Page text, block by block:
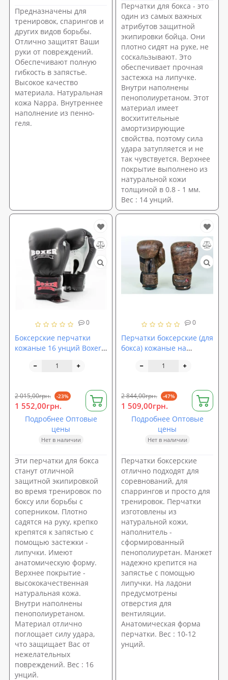
Предназначены для
тренировок, спарингов и
других видов борьбы.
Отлично защитят Ваши
руки от повреждений.
Обеспечивают полную
гибкость в запястье.
Высокое качество
материала. Натуральная
кожа Nappa. Внутреннее
наполнение из пенно-
геля.
Перчатки для бокса - это
один из самых важных
атрибутов защитной
экипировки бойца. Они
плотно сидят на руке, не
соскальзывают. Это
обеспечивает прочная
застежка на липучке.
Внутри наполнены
пенополиуретаном. Этот
материал имеет
восхитительные
амортизирующие
свойства, поэтому сила
удара затупляется и не
так чувствуется. Верхнее
покрытие выполнено из
натуральной кожи
толщиной в 0.8 - 1 мм.
Вес : 14 унций.
0
Боксерские перчатки
кожаные 16 унций Boxer
2 015,00грн. -23%
1 552,00грн.
Подробнее Оптовые
цены
Нет в наличии
Эти перчатки для бокса
станут отличной
защитной экипировкой
во время тренировок по
боксу или борьбы с
соперником. Плотно
садятся на руку, крепко
крепятся к запястью с
помощью застежки -
липучки. Имеют
анатомическую форму.
Верхнее покрытие -
высококачественная
натуральная кожа.
Внутри наполнены
пенополиуретаном.
Материал отлично
поглощает силу удара,
что защищает Вас от
нежелательных
повреждений. Вес : 16
унций.
0
Перчатки боксерские (для
бокса) кожаные на
KANPEKI (VL-5779)
2 844,00грн. -47%
1 509,00грн.
Подробнее Оптовые
цены
Нет в наличии
Перчатки боксерские
отлично подходят для
соревнований, для
спаррингов и просто для
тренировок. Перчатки
изготовлены из
натуральной кожи,
наполнитель -
сформированный
пенополиуретан. Манжет
надежно крепится на
запястье с помощью
липучки. На ладони
предусмотрены
отверстия для
вентиляции.
Анатомическая форма
перчатки. Вес : 10-12
унций.